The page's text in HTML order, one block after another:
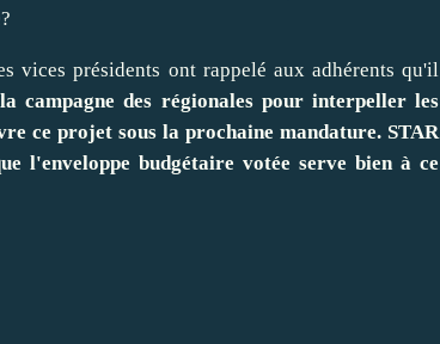
vices présidents ont rappelé aux adhérents qu'il
campagne des régionales pour interpeller les
ce projet sous la prochaine mandature. STAR
l'enveloppe budgétaire votée serve bien à ce